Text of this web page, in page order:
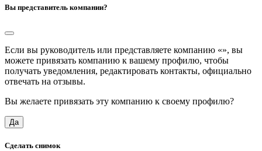
Вы представитель компании?
Если вы руководитель или представляете компанию «», вы
можете привязать компанию к вашему профилю, чтобы
получать уведомления, редактировать контакты, официально
отвечать на отзывы.
Вы желаете привязать эту компанию к своему профилю?
Да
Сделать снимок